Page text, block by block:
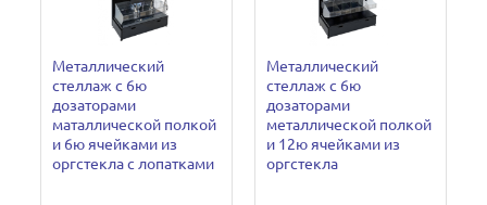
Металлический
стеллаж с 6ю
дозаторами
маталлической полкой
и 6ю ячейками из
оргстекла с лопатками
Металлический
стеллаж с 6ю
дозаторами
металлической полкой
и 12ю ячейками из
оргстекла